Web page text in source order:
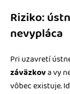
Riziko:
nevypláca
Pri uzavretí
záväzkova vy
vôbec existuje.